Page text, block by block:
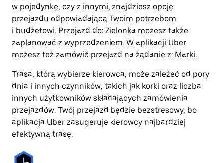
w pojedynkę, czy z innymi, znajdziesz opcję
przejazdu odpowiadającą Twoim potrzebom
i budżetowi. Przejazd do: Zielonka możesz także
zaplanować z wyprzedzeniem. W aplikacji Uber
możesz też zamówić przejazd na żądanie z: Marki.
Trasa, którą wybierze kierowca, może zależeć od pory
dnia i innych czynników, takich jak korki oraz liczba
innych użytkowników składających zamówienia
przejazdów. Twój przejazd będzie bezstresowy, bo
aplikacja Uber zasugeruje kierowcy najbardziej
efektywną trasę.